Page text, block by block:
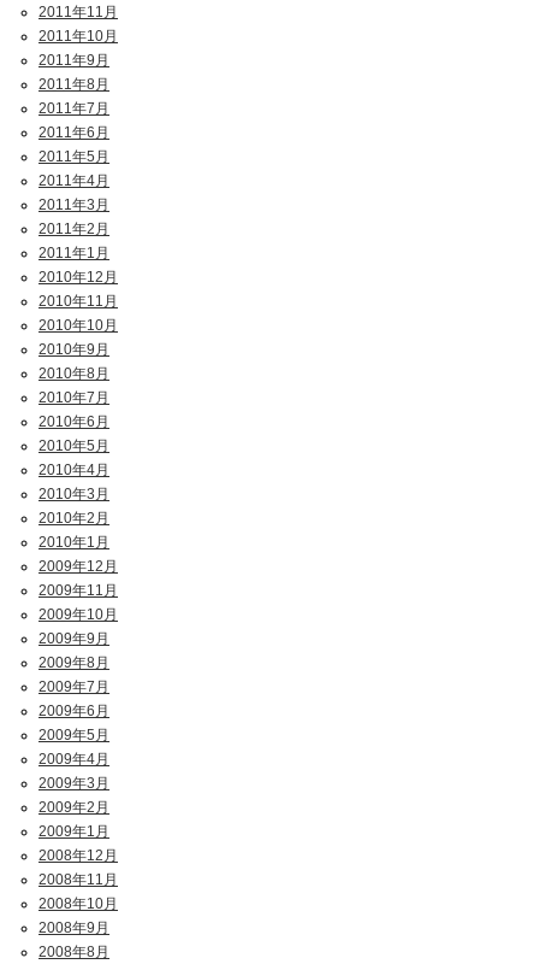
2011年11月
2011年10月
2011年9月
2011年8月
2011年7月
2011年6月
2011年5月
2011年4月
2011年3月
2011年2月
2011年1月
2010年12月
2010年11月
2010年10月
2010年9月
2010年8月
2010年7月
2010年6月
2010年5月
2010年4月
2010年3月
2010年2月
2010年1月
2009年12月
2009年11月
2009年10月
2009年9月
2009年8月
2009年7月
2009年6月
2009年5月
2009年4月
2009年3月
2009年2月
2009年1月
2008年12月
2008年11月
2008年10月
2008年9月
2008年8月